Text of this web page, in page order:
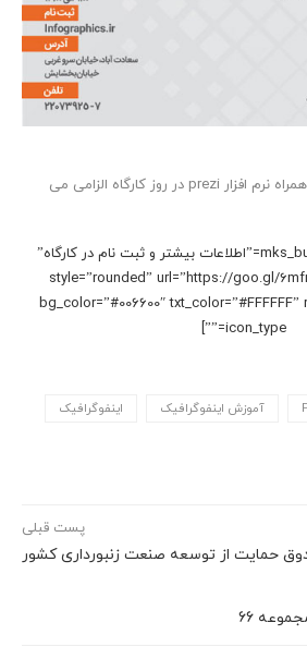
* همراه داشتن لپ تاپ به همراه نرم افزار prezi در روز کارگاه الزامی می
[mks_button size=”small” title=”اطلاعات بیشتر و ثبت نام در کارگاه”
style=”rounded” url=”https://goo.gl/
bg_color=”#006600″
icon_type=””]
آموزش اینفوگرافیک اینفوگرافیک
پست قبلی
حمایت از توسعه صنعت زنبورداری کشور
66